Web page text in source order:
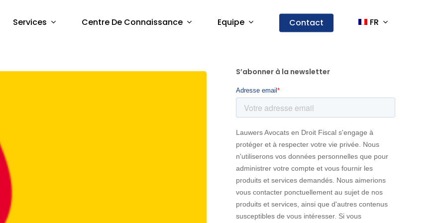
Services Centre De Connaissance Equipe Contact FR
S’abonner à la newsletter